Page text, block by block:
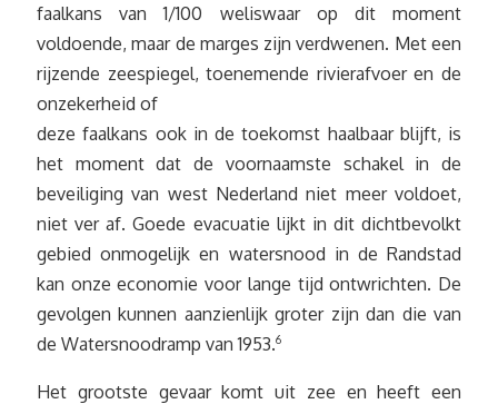
faalkans van 1/100 weliswaar op dit moment
voldoende, maar de marges zijn verdwenen. Met een
rijzende zeespiegel, toenemende rivierafvoer en de
onzekerheid of
deze faalkans ook in de toekomst haalbaar blijft, is
het moment dat de voornaamste schakel in de
beveiliging van west Nederland niet meer voldoet,
niet ver af. Goede evacuatie lijkt in dit dichtbevolkt
gebied onmogelijk en watersnood in de Randstad
kan onze economie voor lange tijd ontwrichten. De
gevolgen kunnen aanzienlijk groter zijn dan die van
de Watersnoodramp van 1953.6
Het grootste gevaar komt uit zee en heeft een